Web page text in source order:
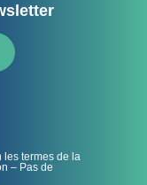
termes de la
– Pas de